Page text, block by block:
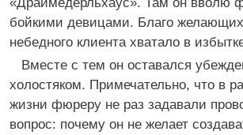
бойкими девицами. Благо
небедного клиента хватало в
Вместе с тем он оставался
холостяком. Примечательно, что в
жизни фюреру не раз задавали
вопрос: почему он не желает